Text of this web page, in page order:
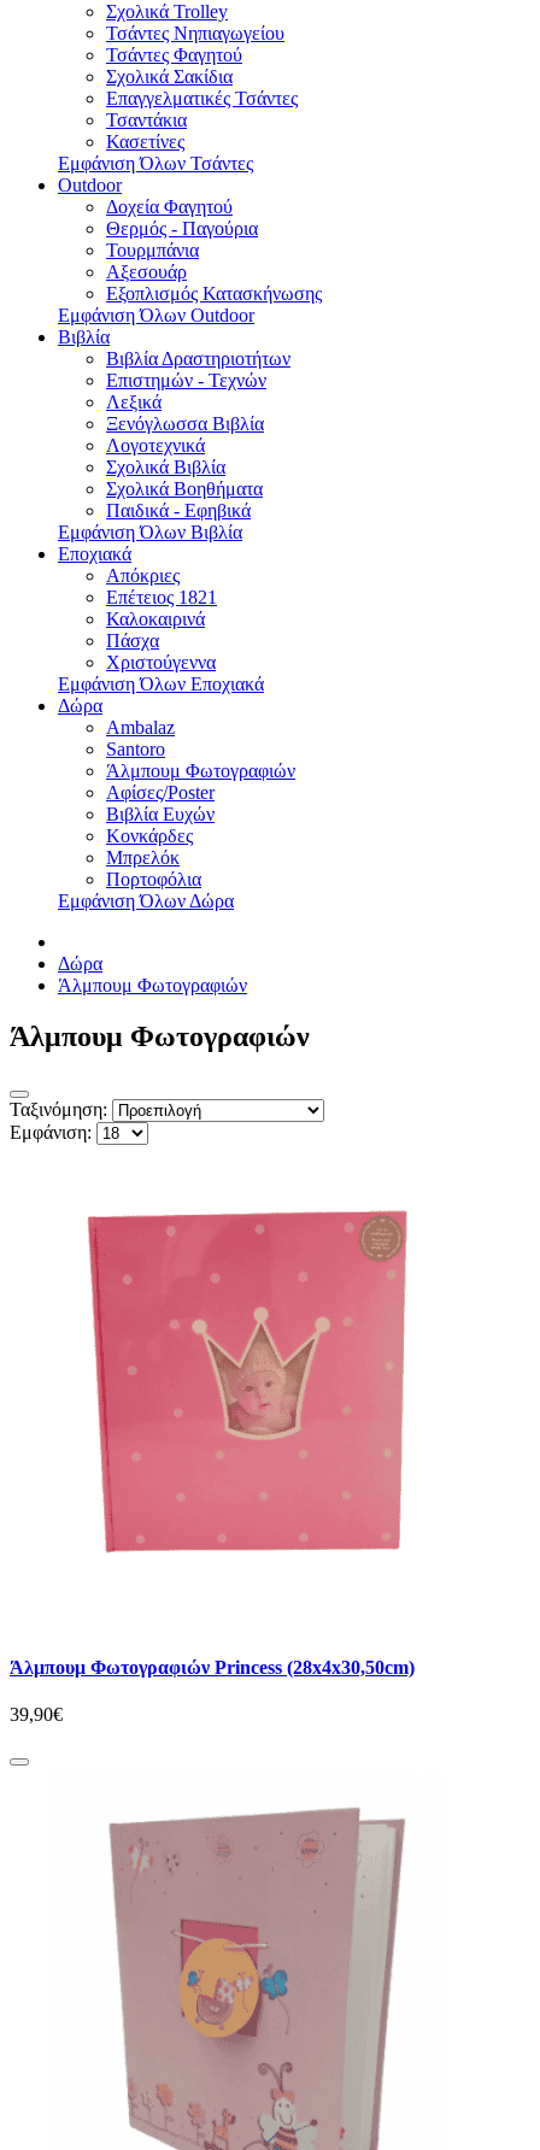
Σχολικά Trolley
Τσάντες Νηπιαγωγείου
Τσάντες Φαγητού
Σχολικά Σακίδια
Επαγγελματικές Τσάντες
Τσαντάκια
Κασετίνες
Εμφάνιση Όλων Τσάντες
Outdoor
Δοχεία Φαγητού
Θερμός - Παγούρια
Τουρμπάνια
Αξεσουάρ
Εξοπλισμός Κατασκήνωσης
Εμφάνιση Όλων Outdoor
Βιβλία
Βιβλία Δραστηριοτήτων
Επιστημών - Τεχνών
Λεξικά
Ξενόγλωσσα Βιβλία
Λογοτεχνικά
Σχολικά Βιβλία
Σχολικά Βοηθήματα
Παιδικά - Εφηβικά
Εμφάνιση Όλων Βιβλία
Εποχιακά
Απόκριες
Επέτειος 1821
Καλοκαιρινά
Πάσχα
Χριστούγεννα
Εμφάνιση Όλων Εποχιακά
Δώρα
Ambalaz
Santoro
Άλμπουμ Φωτογραφιών
Αφίσες/Poster
Βιβλία Ευχών
Κονκάρδες
Μπρελόκ
Πορτοφόλια
Εμφάνιση Όλων Δώρα
Δώρα
Άλμπουμ Φωτογραφιών
Άλμπουμ Φωτογραφιών
Ταξινόμηση:
Εμφάνιση:
Άλμπουμ Φωτογραφιών Princess (28x4x30,50cm)
39,90€